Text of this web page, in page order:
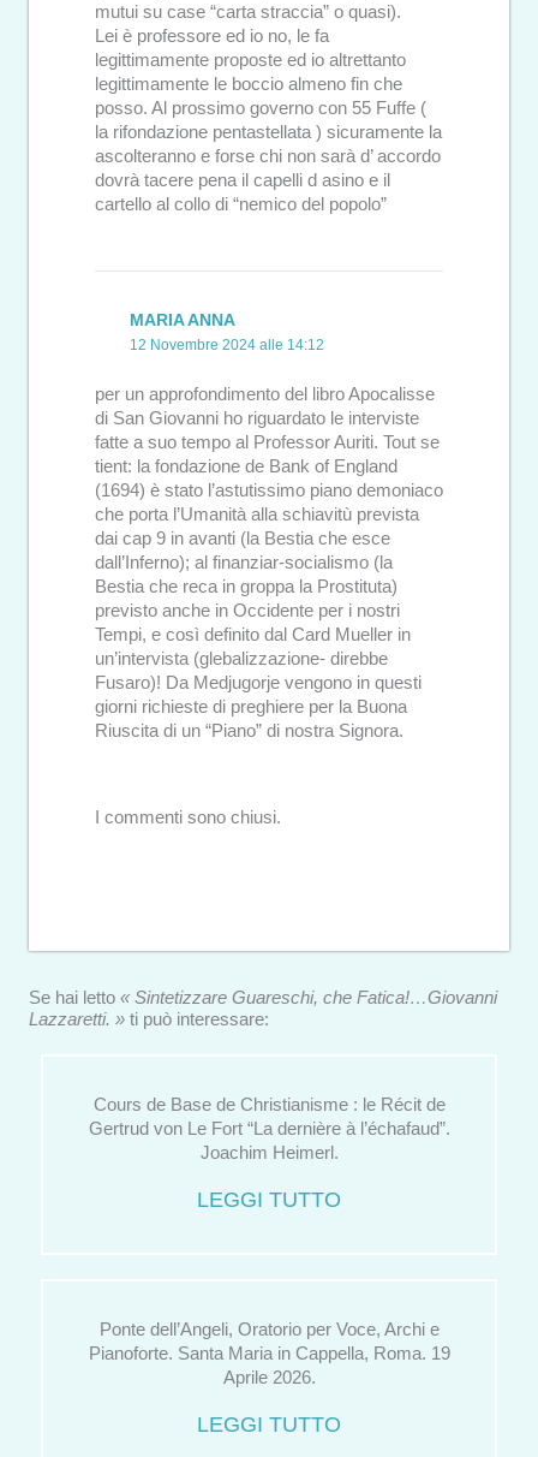
mutui su case “carta straccia” o quasi).
Lei è professore ed io no, le fa
legittimamente proposte ed io altrettanto
legittimamente le boccio almeno fin che
posso. Al prossimo governo con 55 Fuffe (
la rifondazione pentastellata ) sicuramente la
ascolteranno e forse chi non sarà d’ accordo
dovrà tacere pena il capelli d asino e il
cartello al collo di “nemico del popolo”
MARIA ANNA
12 Novembre 2024 alle 14:12
per un approfondimento del libro Apocalisse
di San Giovanni ho riguardato le interviste
fatte a suo tempo al Professor Auriti. Tout se
tient: la fondazione de Bank of England
(1694) è stato l’astutissimo piano demoniaco
che porta l’Umanità alla schiavitù prevista
dai cap 9 in avanti (la Bestia che esce
dall’Inferno); al finanziar-socialismo (la
Bestia che reca in groppa la Prostituta)
previsto anche in Occidente per i nostri
Tempi, e così definito dal Card Mueller in
un’intervista (glebalizzazione- direbbe
Fusaro)! Da Medjugorje vengono in questi
giorni richieste di preghiere per la Buona
Riuscita di un “Piano” di nostra Signora.
I commenti sono chiusi.
Se hai letto « Sintetizzare Guareschi, che Fatica!…Giovanni
Lazzaretti. » ti può interessare:
Cours de Base de Christianisme : le Récit de
Gertrud von Le Fort “La dernière à l’échafaud”.
Joachim Heimerl.
LEGGI TUTTO
Ponte dell’Angeli, Oratorio per Voce, Archi e
Pianoforte. Santa Maria in Cappella, Roma. 19
Aprile 2026.
LEGGI TUTTO